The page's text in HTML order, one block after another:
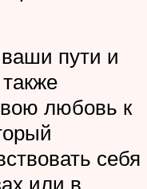
пути и
любовь к
себя
или в